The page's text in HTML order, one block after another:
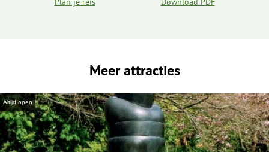
Meer attracties
Altijd open